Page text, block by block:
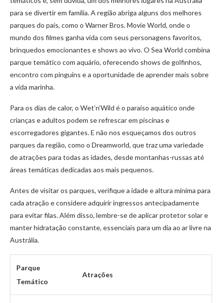
para se divertir em família. A região abriga alguns dos melhores
parques do país, como o Warner Bros. Movie World, onde o
mundo dos filmes ganha vida com seus personagens favoritos,
brinquedos emocionantes e shows ao vivo. O Sea World combina
parque temático com aquário, oferecendo shows de golfinhos,
encontro com pinguins e a oportunidade de aprender mais sobre
a vida marinha.
Para os dias de calor, o Wet’n’Wild é o paraíso aquático onde
crianças e adultos podem se refrescar em piscinas e
escorregadores gigantes. E não nos esqueçamos dos outros
parques da região, como o Dreamworld, que traz uma variedade
de atrações para todas as idades, desde montanhas-russas até
áreas temáticas dedicadas aos mais pequenos.
Antes de visitar os parques, verifique a idade e altura mínima para
cada atração e considere adquirir ingressos antecipadamente
para evitar filas. Além disso, lembre-se de aplicar protetor solar e
manter hidratação constante, essenciais para um dia ao ar livre na
Austrália.
Parque
Temático
Atrações